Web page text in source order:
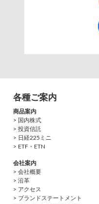
各種ご案内
商品案内
> 国内株式
> 投資信託
> 日経225ミニ
> ETF・ETN
会社案内
> 会社概要
> 沿革
> アクセス
> ブランドステートメント